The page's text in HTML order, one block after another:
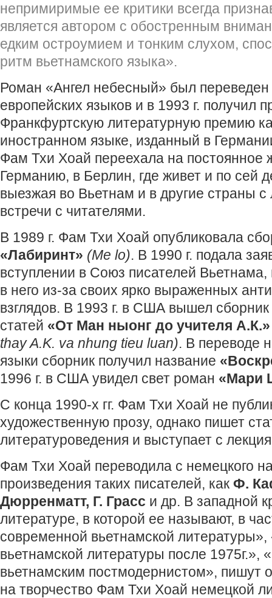
непримиримые ее критики всегда
является автором с обостренным
едким остроумием и тонким слухом,
ритм вьетнамского языка».
Роман «Ангел небесный» был
европейских языков и в 1993 г. получил
Франкфуртскую литературную премию
иностранном языке, изданный в
Фам Тхи Хоай переехала на постоянное
Германию, в Берлин, где живет и по сей
выезжая во Вьетнам и в другие страны с
встречи с читателями.
В 1989 г. Фам Тхи Хоай опубликовала
«Лабиринт» (Me lo). В 1990 г. подала
вступлении в Союз писателей
в него из-за своих ярко выраженных
взглядов. В 1993 г. в США вышел сборник
статей «От Ман ныонг до учителя А.К.»
thay A.K. va nhung tieu luan). В переводе
языки сборник получил название
1996 г. в США увидел свет роман «Мари
С конца 1990-х гг. Фам Тхи Хоай не
художественную прозу, однако пишет
литературоведения и выступает с
Фам Тхи Хоай переводила с немецкого
произведения таких писателей, как Ф.
Дюрренматт, Г. Грасс и др. В западной
литературе, в которой ее называют, в
современной вьетнамской
вьетнамской литературы после 1975г.»,
вьетнамским постмодернистом», пишут
на творчество Фам Тхи Хоай немецкой